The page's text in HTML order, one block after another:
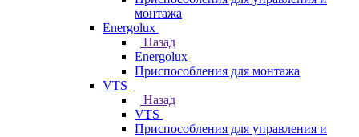
монтажа
Energolux
Назад
Energolux
Приспособления для монтажа
VTS
Назад
VTS
Приспособления для управления и